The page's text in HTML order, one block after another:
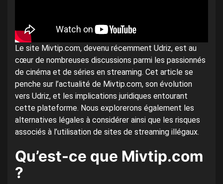
Le site Mivtip.com, devenu récemment Udriz, est au
cœur de nombreuses discussions parmi les passionnés
de cinéma et de séries en streaming. Cet article se
penche sur l’actualité de Mivtip.com, son évolution
vers Udriz, et les implications juridiques entourant
cette plateforme. Nous explorerons également les
alternatives légales à considérer ainsi que les risques
associés à l’utilisation de sites de streaming illégaux.
Qu’est-ce que Mivtip.com
?